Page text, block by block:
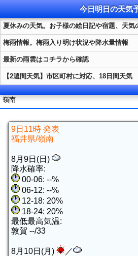
今日明日の天気
夏休みの天気。お子様の絵日記や宿題、天気
梅雨情報。梅雨入り明け状況や降水量情報
最新の雨雲はコチラから確認
【2週間天気】市区町村に対応、18日間天気
嶺南
9日11時 発表
福井県/嶺南
8月9日(日)
降水確率:
00-06: --%
06-12: --%
12-18: 20%
18-24: 20%
最低最高気温:
敦賀 --/33
8月10日(月)
／